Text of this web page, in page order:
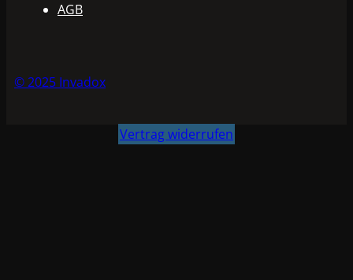
AGB
© 2025 Invadox
Vertrag widerrufen